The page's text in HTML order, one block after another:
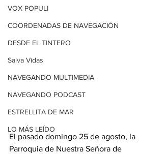
VOX POPULI
COORDENADAS DE NAVEGACIÓN
DESDE EL TINTERO
Salva Vidas
NAVEGANDO MULTIMEDIA
NAVEGANDO PODCAST
ESTRELLITA DE MAR
LO MÁS LEÍDO
El pasado domingo 25 de agosto, la
Parroquia de Nuestra Señora de